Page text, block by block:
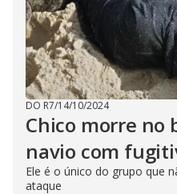
DO R7/14/10/2024
Chico morre no
navio com
Ele é o único do grupo que
ataque